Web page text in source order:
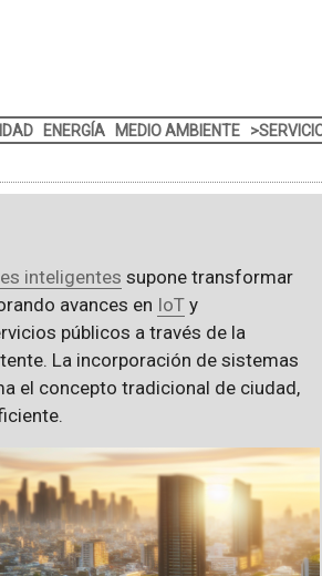
ENERGÍA MEDIO AMBIENTE
inteligentes supone transformar
avances en IoTy
públicos a través de la
La incorporación de sistemas
el concepto tradicional de ciudad,